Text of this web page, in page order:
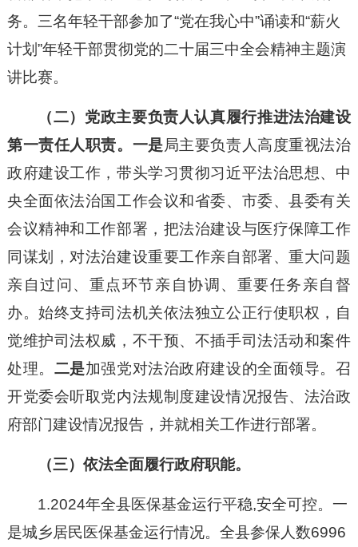
务。三名年轻干部参加了“党在我心中”诵读和“薪火
计划”年轻干部贯彻党的二十届三中全会精神主题演
讲比赛。
（二）党政主要负责人认真履行推进法治建设
第一责任人职责。 一是局主要负责人高度重视法治
政府建设工作，带头学习贯彻习近平法治思想、中
央全面依法治国工作会议和省委、市委、县委有关
会议精神和工作部署，把法治建设与医疗保障工作
同谋划，对法治建设重要工作亲自部署、重大问题
亲自过问、重点环节亲自协调、重要任务亲自督
办。始终支持司法机关依法独立公正行使职权，自
觉维护司法权威，不干预、不插手司法活动和案件
处理。 二是加强党对法治政府建设的全面领导。召
开党委会听取党内法规制度建设情况报告、法治政
府部门建设情况报告，并就相关工作进行部署。
（三）依法全面履行政府职能。
1.2024年全县医保基金运行平稳,安全可控。一
是城乡居民医保基金运行情况。 全县参保人数6996